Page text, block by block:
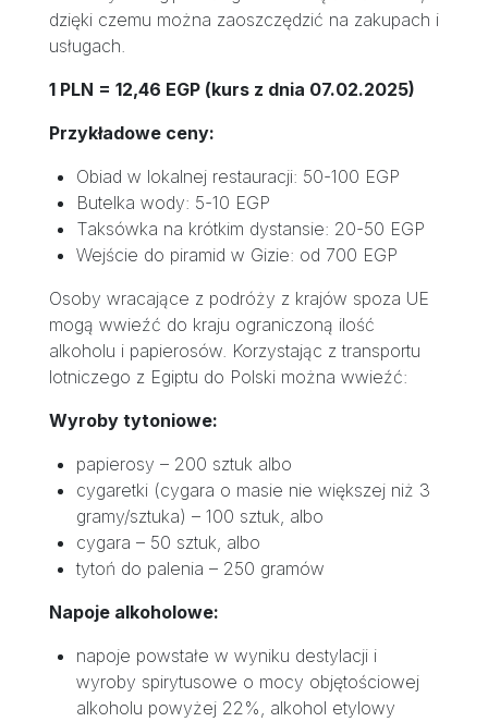
dzięki czemu można zaoszczędzić na zakupach i
usługach.
1 PLN = 12,46 EGP (kurs z dnia 07.02.2025)
Przykładowe ceny:
Obiad w lokalnej restauracji: 50-100 EGP
Butelka wody: 5-10 EGP
Taksówka na krótkim dystansie: 20-50 EGP
Wejście do piramid w Gizie: od 700 EGP
Osoby wracające z podróży z krajów spoza UE
mogą wwieźć do kraju ograniczoną ilość
alkoholu i papierosów. Korzystając z transportu
lotniczego z Egiptu do Polski można wwieźć:
Wyroby tytoniowe:
papierosy – 200 sztuk albo
cygaretki (cygara o masie nie większej niż 3
gramy/sztuka) – 100 sztuk, albo
cygara – 50 sztuk, albo
tytoń do palenia – 250 gramów
Napoje alkoholowe:
napoje powstałe w wyniku destylacji i
wyroby spirytusowe o mocy objętościowej
alkoholu powyżej 22%, alkohol etylowy